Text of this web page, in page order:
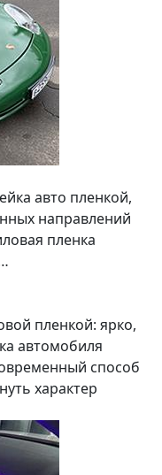
авто пленкой,
направлений
пленка
пленкой: ярко,
автомобиля
способ
характер